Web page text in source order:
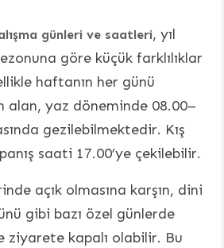
günleri ve saatleri, yıl
göre küçük farklılıklar
haftanın her günü
alan, yaz döneminde 08.00–
gezilebilmektedir. Kış
saati 17.00’ye çekilebilir.
açık olmasına karşın, dini
gibi bazı özel günlerde
ziyarete kapalı olabilir. Bu